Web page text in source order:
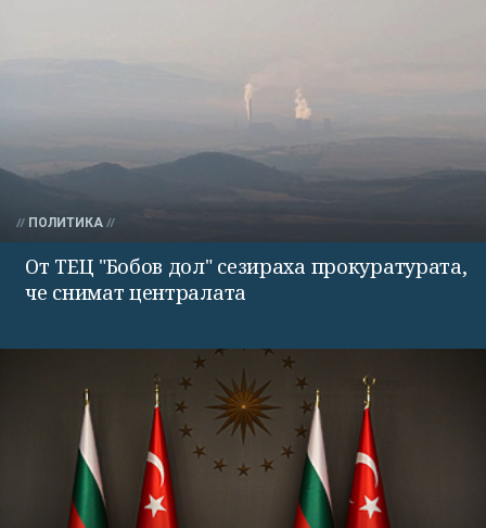
ПОЛИТИКА
От ТЕЦ "Бобов дол" сезираха прокуратурата,
че снимат централата